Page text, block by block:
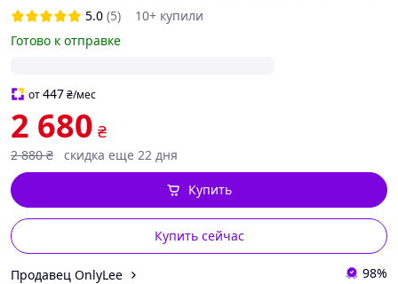
5.0 (5)
10+ купили
Готово к отправке
от447₴/мес
2 680 ₴
2 880 ₴ скидка еще 22 дня
Купить сейчас
Купить
Продавец OnlyLee 98%